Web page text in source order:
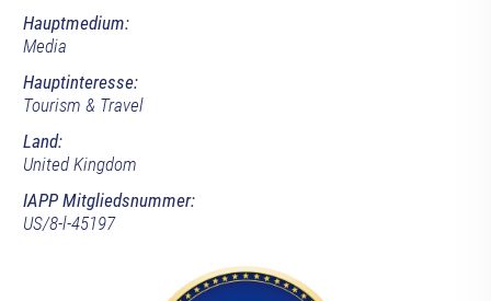
Hauptmedium:
Media
Hauptinteresse:
Tourism & Travel
Land:
United Kingdom
IAPP Mitgliedsnummer:
US/8-l-45197